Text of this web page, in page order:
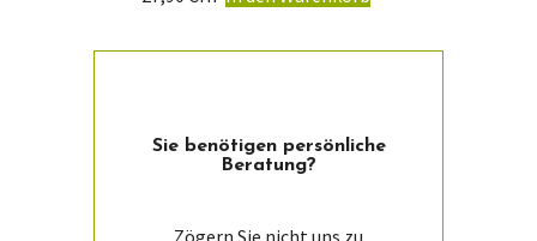
Sie ­benötigen persön­liche
Beratung?